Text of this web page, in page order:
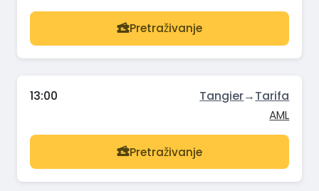
Pretraživanje
13:00 Tangier→Tarifa
AML
Pretraživanje